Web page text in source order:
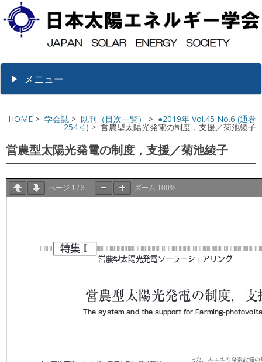
メニュー
HOME > 学会誌 > 既刊（目次一覧） > ●2019年 Vol.45 No.6 (通巻
254号) > 営農型太陽光発電の制度，支援／菊池綾子
営農型太陽光発電の制度，支援／菊池綾子
ページ 1 / 3 ズーム 100%